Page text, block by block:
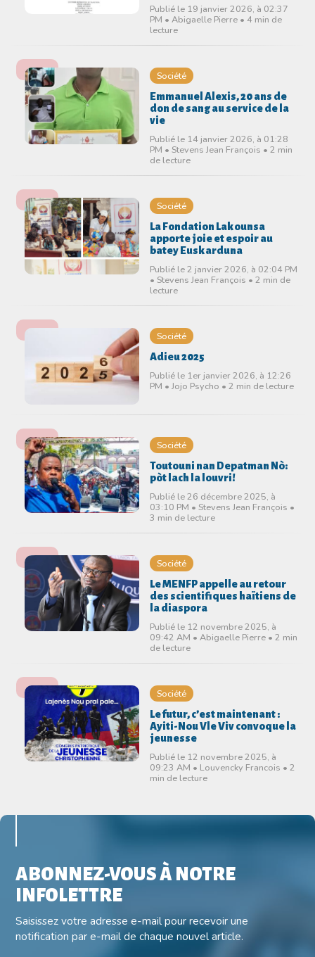
Publié le 19 janvier 2026, à 02:37
PM • Abigaelle Pierre • 4 min de
lecture
Société
Emmanuel Alexis, 20 ans de
don de sang au service de la
vie
Publié le 14 janvier 2026, à 01:28
PM • Stevens Jean François • 2 min
de lecture
Société
La Fondation Lakounsa
apporte joie et espoir au
batey Euskarduna
Publié le 2 janvier 2026, à 02:04 PM
• Stevens Jean François • 2 min de
lecture
Société
Adieu 2025
Publié le 1er janvier 2026, à 12:26
PM • Jojo Psycho • 2 min de lecture
Société
Toutouni nan Depatman Nò:
pòt lach la louvri!
Publié le 26 décembre 2025, à
03:10 PM • Stevens Jean François •
3 min de lecture
Société
Le MENFP appelle au retour
des scientifiques haïtiens de
la diaspora
Publié le 12 novembre 2025, à
09:42 AM • Abigaelle Pierre • 2 min
de lecture
Société
Le futur, c’est maintenant :
Ayiti-Nou Vle Viv convoque la
jeunesse
Publié le 12 novembre 2025, à
09:23 AM • Louvencky Francois • 2
min de lecture
ABONNEZ-VOUS À NOTRE
INFOLETTRE
Saisissez votre adresse e-mail pour recevoir une
notification par e-mail de chaque nouvel article.